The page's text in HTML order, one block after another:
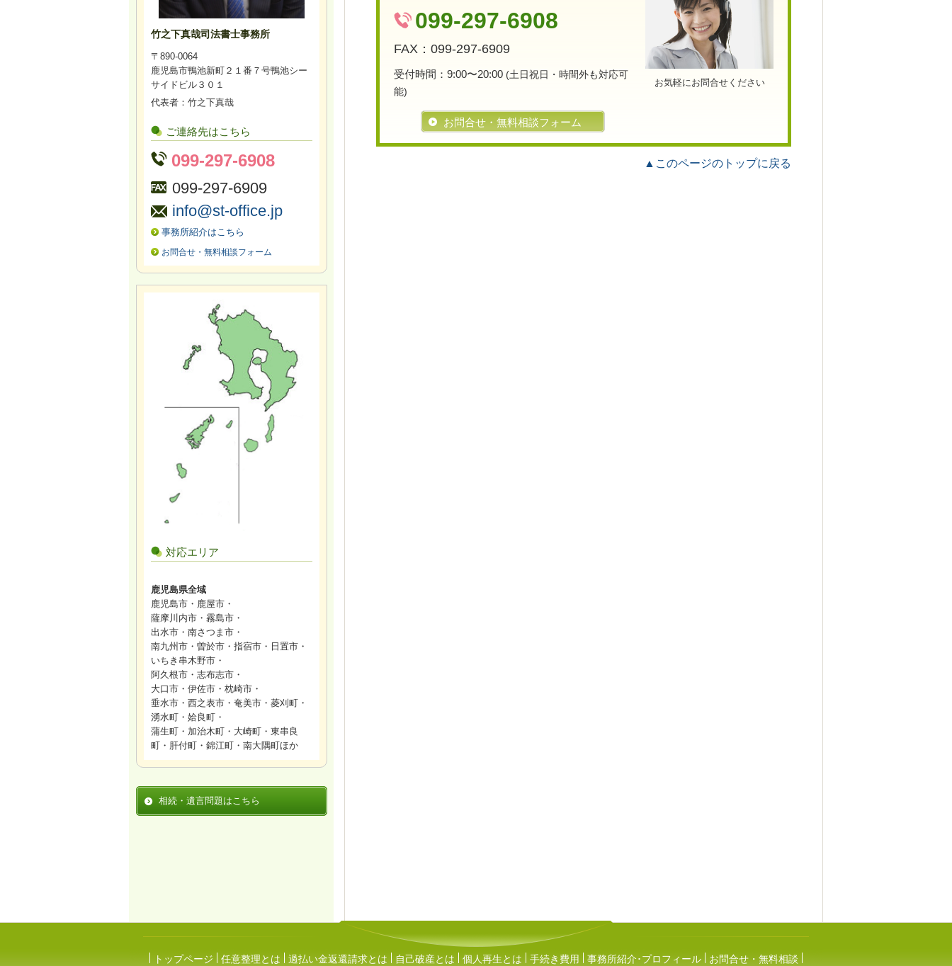
お気軽にお問合せください
099-297-6908
FAX：099-297-6909
受付時間：9:00〜20:00 (土日祝日・時間外も対応可
能)
お問合せ・無料相談フォーム
▲このページのトップに戻る
竹之下真哉司法書士事務所
〒890-0064
鹿児島市鴨池新町２１番７号鴨池シー
サイドビル３０１
代表者：竹之下真哉
ご連絡先はこちら
099-297-6908
099-297-6909
info@st-office.jp
事務所紹介はこちら
お問合せ・無料相談フォーム
対応エリア
鹿児島県全域
鹿児島市・鹿屋市・
薩摩川内市・霧島市・
出水市・南さつま市・
南九州市・曽於市・指宿市・日置市・
いちき串木野市・
阿久根市・志布志市・
大口市・伊佐市・枕崎市・
垂水市・西之表市・奄美市・菱刈町・
湧水町・姶良町・
蒲生町・加治木町・大崎町・東串良
町・肝付町・錦江町・南大隅町ほか
相続・遺言問題はこちら
トップページ 任意整理とは 過払い金返還請求とは 自己破産とは 個人再生とは 手続き費用 事務所紹介･プロフィール お問合せ・無料相談